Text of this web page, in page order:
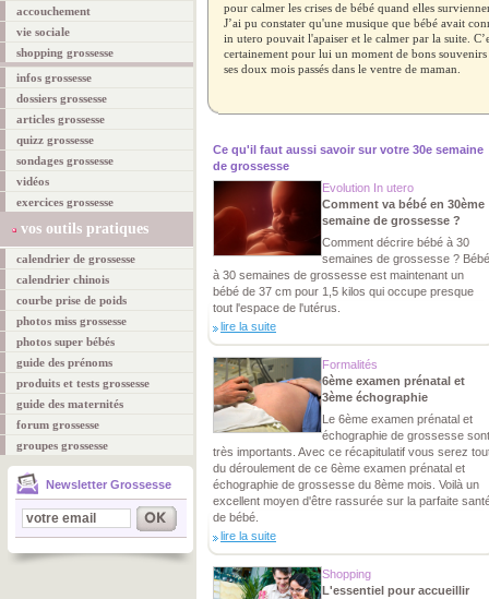
accouchement
vie sociale
shopping grossesse
infos grossesse
dossiers grossesse
articles grossesse
quizz grossesse
sondages grossesse
vidéos
exercices grossesse
vos outils pratiques
calendrier de grossesse
calendrier chinois
courbe prise de poids
photos miss grossesse
photos super bébés
guide des prénoms
produits et tests grossesse
guide des maternités
forum grossesse
groupes grossesse
Newsletter Grossesse
pour calmer les crises de bébé quand elles
J’ai pu constater qu'une musique que bébé avait
in utero pouvait l'apaiser et le calmer par la suite.
certainement pour lui un moment de bons souvenirs
ses doux mois passés dans le ventre de maman.
Ce qu'il faut aussi savoir sur votre 30e semaine
de grossesse
Evolution In utero
Comment va bébé en 30ème
semaine de grossesse ?
Comment décrire bébé à 30
semaines de grossesse ? Bébé
à 30 semaines de grossesse est maintenant un
bébé de 37 cm pour 1,5 kilos qui occupe presque
tout l'espace de l'utérus.
lire la suite
Formalités
6ème examen prénatal et
3ème échographie
Le 6ème examen prénatal et
échographie de grossesse sont
très importants. Avec ce récapitulatif vous serez
du déroulement de ce 6ème examen prénatal et
échographie de grossesse du 8ème mois. Voilà un
excellent moyen d'être rassurée sur la parfaite
de bébé.
lire la suite
Shopping
L'essentiel pour accueillir